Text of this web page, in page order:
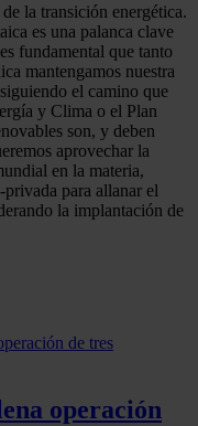
la transición energética.
es una palanca clave
fundamental que tanto
mantengamos nuestra
el camino que
y Clima o el Plan
son, y deben
aprovechar la
en la materia,
para allanar el
la implantación de
operación